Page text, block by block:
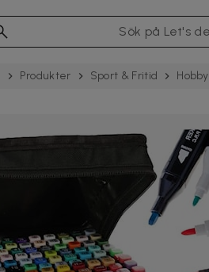
Produkter Sport & Fritid Hobby